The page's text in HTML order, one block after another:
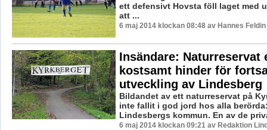
ett defensivt Hovsta föll laget med
att ...
6 maj 2014 klockan 08:48 av Hannes Feldin
Insändare: Naturreservat
kostsamt hinder för
utveckling av Lindesberg
Bildandet av ett naturreservat på
inte fallit i god jord hos alla
Lindesbergs kommun. En av de
6 maj 2014 klockan 09:21 av Redaktion